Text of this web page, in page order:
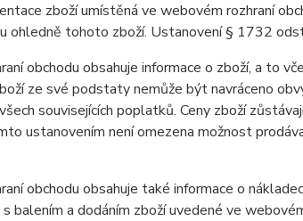
zboží umístěná ve webovém rozhraní
ohledně tohoto zboží. Ustanovení § 1732
obchodu obsahuje informace o zboží, a to
ze své podstaty nemůže být navráceno
souvisejících poplatků. Ceny zboží
ustanovením není omezena možnost
obchodu obsahuje také informace o
balením a dodáním zboží uvedené ve